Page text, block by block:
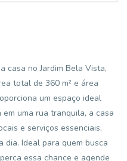
casa no Jardim Bela Vista,
total de 360 m² e área
um espaço ideal
uma rua tranquila, a casa
e serviços essenciais,
dia. Ideal para quem busca
essa chance e agende